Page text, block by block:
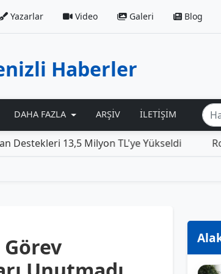
Yazarlar Video Galeri Blog
Haberler
DAHA FAZLA ARŞIV İLETIŞIM
13,5 Milyon TL'ye Yükseldi Rolls-Royce